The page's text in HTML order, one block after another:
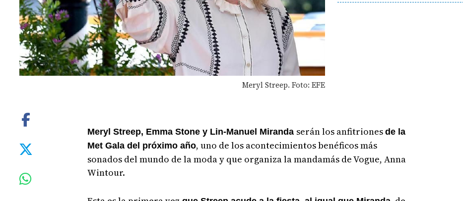
Meryl Streep. Foto: EFE
Meryl Streep, Emma Stone y Lin-Manuel Miranda serán los anfitriones de la
Met Gala del próximo año, uno de los acontecimientos benéficos más
sonados del mundo de la moda y que organiza la mandamás de Vogue, Anna
Wintour.